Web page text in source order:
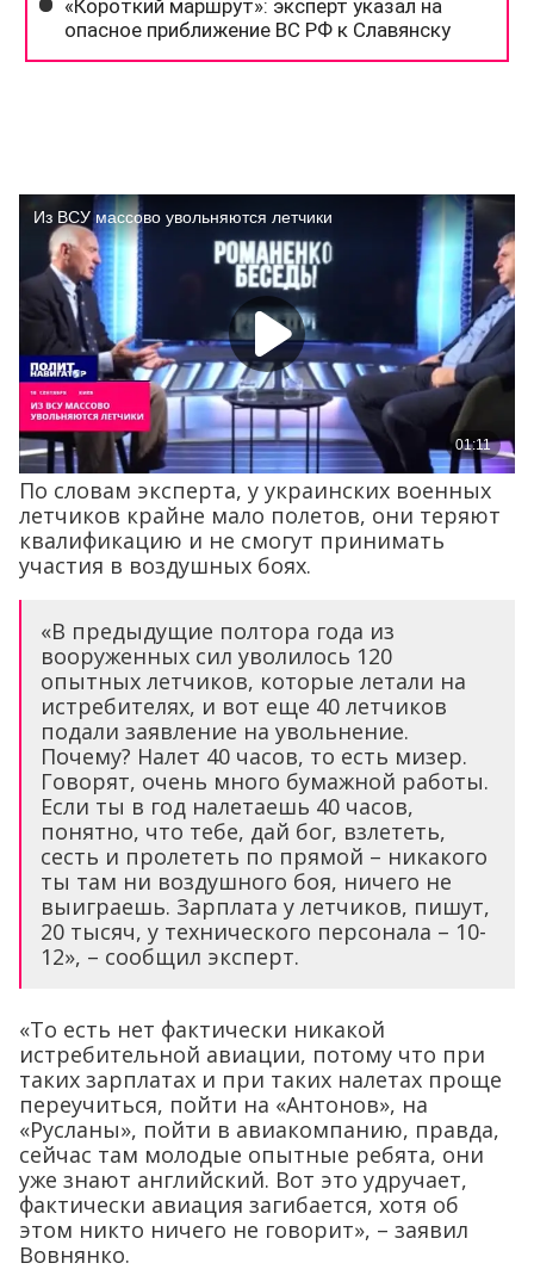
По словам эксперта, у украинских военных
летчиков крайне мало полетов, они теряют
квалификацию и не смогут принимать
участия в воздушных боях.
«В предыдущие полтора года из
вооруженных сил уволилось 120
опытных летчиков, которые летали на
истребителях, и вот еще 40 летчиков
подали заявление на увольнение.
Почему? Налет 40 часов, то есть мизер.
Говорят, очень много бумажной работы.
Если ты в год налетаешь 40 часов,
понятно, что тебе, дай бог, взлететь,
сесть и пролететь по прямой – никакого
ты там ни воздушного боя, ничего не
выиграешь. Зарплата у летчиков, пишут,
20 тысяч, у технического персонала – 10-
12», – сообщил эксперт.
«То есть нет фактически никакой
истребительной авиации, потому что при
таких зарплатах и при таких налетах проще
переучиться, пойти на «Антонов», на
«Русланы», пойти в авиакомпанию, правда,
сейчас там молодые опытные ребята, они
уже знают английский. Вот это удручает,
фактически авиация загибается, хотя об
этом никто ничего не говорит», – заявил
Вовнянко.